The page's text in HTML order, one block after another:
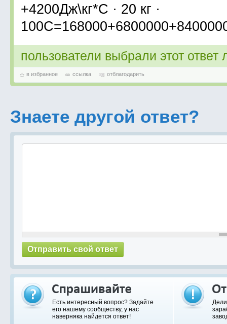
+4200Дж\кг*С · 20 кг ·
пользователи выбрали этот
в избранное ссылка отблагодарить
Знаете другой ответ?
Есть интересный вопрос? Задайте
его нашему сообществу, у нас
наверняка найдется ответ!